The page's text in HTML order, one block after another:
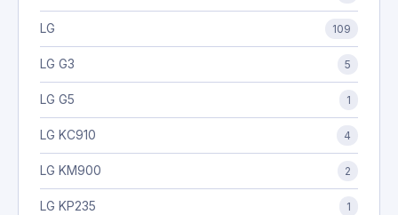
LG 109
LG G3 5
LG G5 1
LG KC910 4
LG KM900 2
LG KP235 1